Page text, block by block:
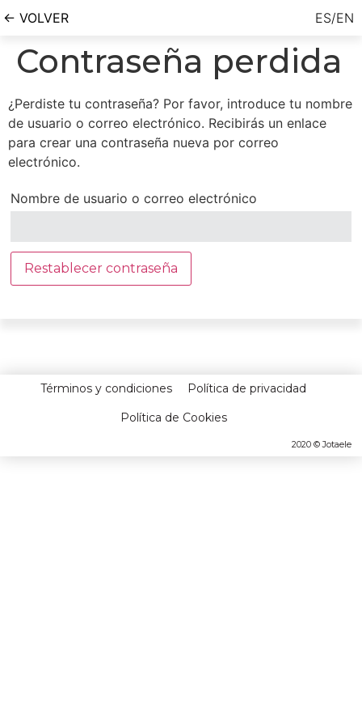
← VOLVER ES/EN
Contraseña perdida
¿Perdiste tu contraseña? Por favor, introduce tu nombre
de usuario o correo electrónico. Recibirás un enlace
para crear una contraseña nueva por correo
electrónico.
Nombre de usuario o correo electrónico
Restablecer contraseña
Términos y condiciones
Política de privacidad
Política de Cookies
2020 © Jotaele